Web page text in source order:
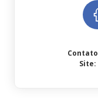
Contato
Site: